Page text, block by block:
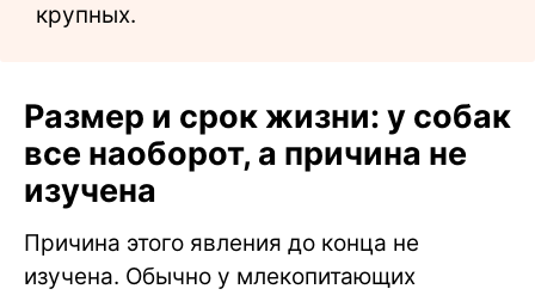
крупных.
Размер и срок жизни: у собак
все наоборот, а причина не
изучена
Причина этого явления до конца не
изучена. Обычно у млекопитающих